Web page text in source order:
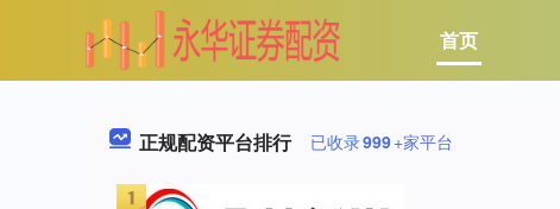
首页
正规配资平台排行 已收录999+家平台